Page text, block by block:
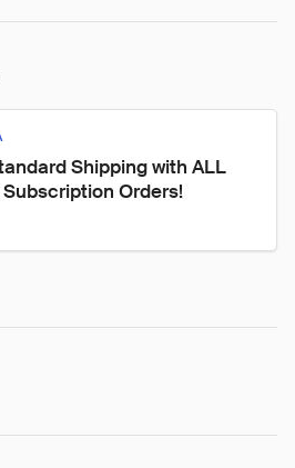
Shipping with ALL
Orders!